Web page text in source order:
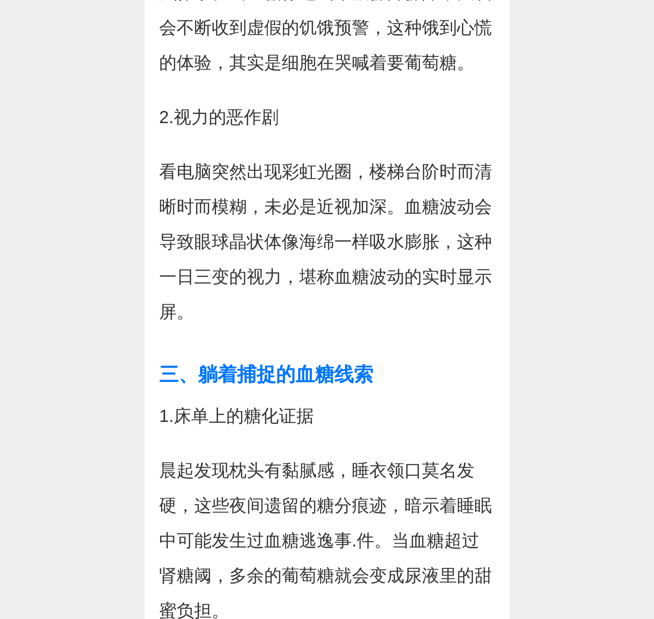
会不断收到虚假的饥饿预警，这种饿到心慌
的体验，其实是细胞在哭喊着要葡萄糖。
2.视力的恶作剧
看电脑突然出现彩虹光圈，楼梯台阶时而清
晰时而模糊，未必是近视加深。血糖波动会
导致眼球晶状体像海绵一样吸水膨胀，这种
一日三变的视力，堪称血糖波动的实时显示
屏。
三、躺着捕捉的血糖线索
1.床单上的糖化证据
晨起发现枕头有黏腻感，睡衣领口莫名发
硬，这些夜间遗留的糖分痕迹，暗示着睡眠
中可能发生过血糖逃逸事.件。当血糖超过
肾糖阈，多余的葡萄糖就会变成尿液里的甜
蜜负担。